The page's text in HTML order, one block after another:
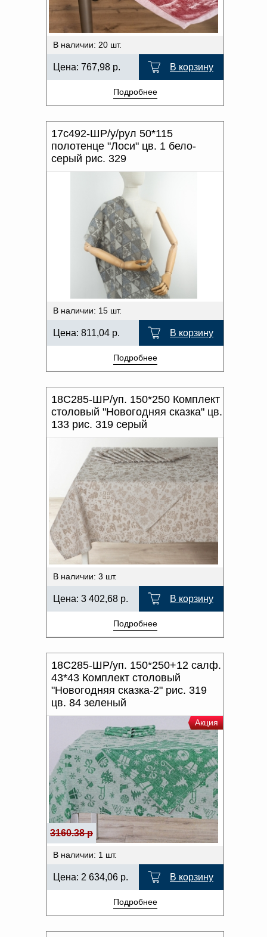
В наличии: 20 шт.
Цена: 767,98 р. В корзину
Подробнее
17с492-ШР/у/рул 50*115
полотенце "Лоси" цв. 1 бело-
серый рис. 329
В наличии: 15 шт.
Цена: 811,04 р. В корзину
Подробнее
18С285-ШР/уп. 150*250 Комплект
столовый "Новогодняя сказка" цв.
133 рис. 319 серый
В наличии: 3 шт.
Цена: 3 402,68 р. В корзину
Подробнее
18С285-ШР/уп. 150*250+12 салф.
43*43 Комплект столовый
"Новогодняя сказка-2" рис. 319
цв. 84 зеленый
Акция
3160.38 р
В наличии: 1 шт.
Цена: 2 634,06 р. В корзину
Подробнее